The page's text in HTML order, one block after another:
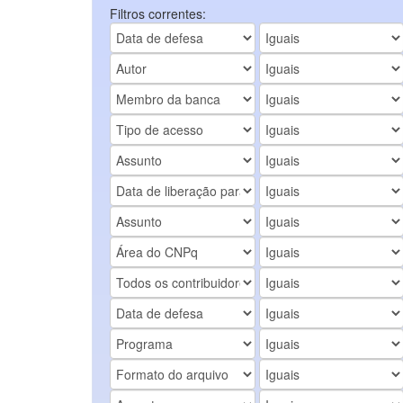
Filtros correntes: